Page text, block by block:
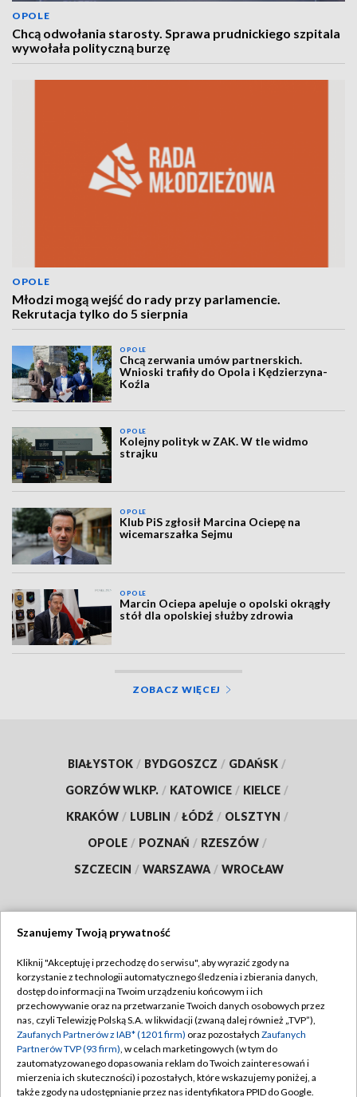
OPOLE
Chcą odwołania starosty. Sprawa prudnickiego szpitala
wywołała polityczną burzę
OPOLE
Młodzi mogą wejść do rady przy parlamencie.
Rekrutacja tylko do 5 sierpnia
OPOLE
Chcą zerwania umów partnerskich.
Wnioski trafiły do Opola i Kędzierzyna-
Koźla
OPOLE
Kolejny polityk w ZAK. W tle widmo
strajku
OPOLE
Klub PiS zgłosił Marcina Ociepę na
wicemarszałka Sejmu
OPOLE
Marcin Ociepa apeluje o opolski okrągły
stół dla opolskiej służby zdrowia
ZOBACZ WIĘCEJ
BIAŁYSTOK / BYDGOSZCZ / GDAŃSK /
GORZÓW WLKP. / KATOWICE / KIELCE /
KRAKÓW / LUBLIN / ŁÓDŹ / OLSZTYN /
OPOLE / POZNAŃ / RZESZÓW /
SZCZECIN / WARSZAWA / WROCŁAW
TVP
Abonament TVP
Emisja w TVP
Centrum informacji TVP
Naziemna Telewizja Cyfrowa
Regulamin TVP
Polityka prywatności
Moje zgody
Pomoc
Szanujemy Twoją prywatność
Kliknij "Akceptuję i przechodzę do serwisu", aby wyrazić zgody na
korzystanie z technologii automatycznego śledzenia i zbierania danych,
dostęp do informacji na Twoim urządzeniu końcowym i ich
przechowywanie oraz na przetwarzanie Twoich danych osobowych przez
nas, czyli Telewizję Polską S.A. w likwidacji (zwaną dalej również „TVP”),
Zaufanych Partnerów z IAB* (1201 firm) oraz pozostałych Zaufanych
Partnerów TVP (93 firm), w celach marketingowych (w tym do
zautomatyzowanego dopasowania reklam do Twoich zainteresowań i
mierzenia ich skuteczności) i pozostałych, które wskazujemy poniżej, a
także zgody na udostępnianie przez nas identyfikatora PPID do Google.